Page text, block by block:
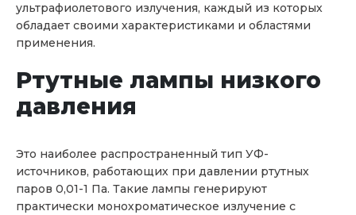
ультрафиолетового излучения, каждый из которых
обладает своими характеристиками и областями
применения.
Ртутные лампы низкого
давления
Это наиболее распространенный тип УФ-
источников, работающих при давлении ртутных
паров 0,01-1 Па. Такие лампы генерируют
практически монохроматическое излучение с